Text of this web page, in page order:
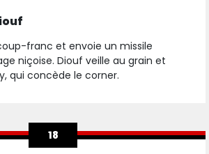
franc et envoie un missile
niçoise. Diouf veille au grain et
qui concède le corner.
18